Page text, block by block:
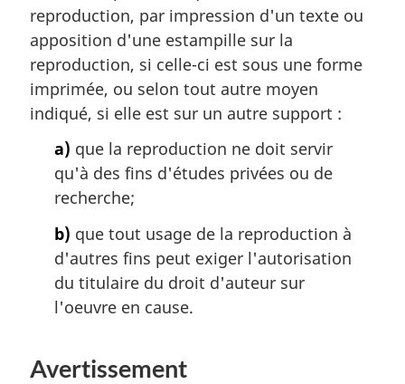
reproduction, par impression d'un texte ou
apposition d'une estampille sur la
reproduction, si celle-ci est sous une forme
imprimée, ou selon tout autre moyen
indiqué, si elle est sur un autre support :
a) que la reproduction ne doit servir
qu'à des fins d'études privées ou de
recherche;
b) que tout usage de la reproduction à
d'autres fins peut exiger l'autorisation
du titulaire du droit d'auteur sur
l'oeuvre en cause.
Avertissement